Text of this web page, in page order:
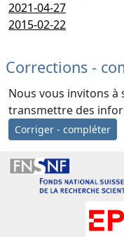
2021-04-27
2015-02-22
Corrections -
Nous vous invitons à
transmettre des
Corriger - compléter